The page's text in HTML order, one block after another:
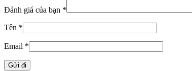
Đánh giá của bạn *
Tên *
Email *